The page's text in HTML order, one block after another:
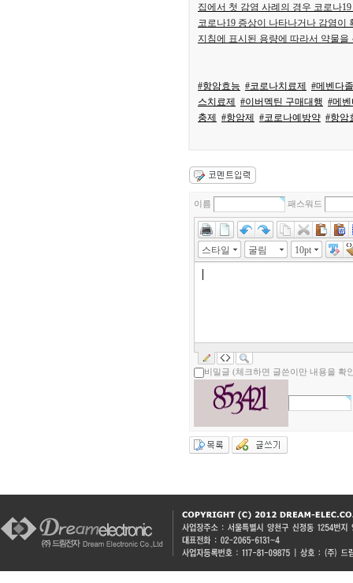
집에서 첫 감염 사례의 경우 코로나
코로나19 증상이 나타나거나 감염이
지침에 표시된 용량에 따라서 약물을
#항암효능 #코로나치료제 #메벤다졸
스치료제 #이버멕틴 구매대행 #메
충제 #항암제 #코로나예방약 #항암
이름 패스워드
스타일 굴림 10pt
비밀글 (체크하면 글쓴이만 내용을 확